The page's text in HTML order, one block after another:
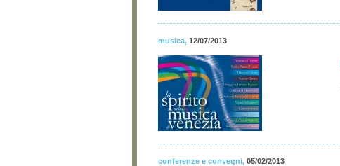
musica, 12/07/2013
conferenze e convegni, 05/02/2013